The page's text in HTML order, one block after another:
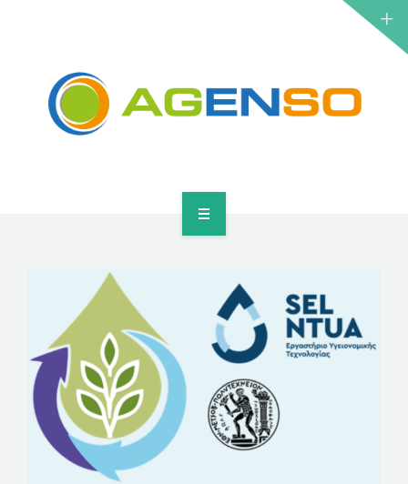
ΛΎΣΕΙΣ
ΕΡΕΥΝΗΤΙΚΆ ΈΡΓΑ
ΠΡΟΪΌΝΤΑ
ΛΎΣΕΙΣ